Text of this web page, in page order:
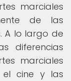
marciales
de las
A lo largo de
diferencias
marciales
el cine y las